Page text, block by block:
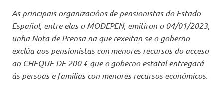
As principais organizacións de pensionistas do Estado
Español, entre elas o MODEPEN, emitiron o 04/01/2023,
unha Nota de Prensa na que rexeitan se o goberno
exclúa aos pensionistas con menores recursos do acceso
ao CHEQUE DE 200 € que o goberno estatal entregará
ás persoas e familias con menores recursos económicos.